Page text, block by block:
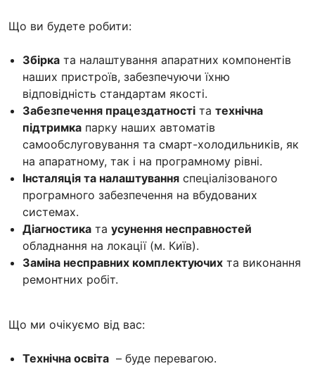
Що ви будете робити:
Збірка та налаштування апаратних компонентів
наших пристроїв, забезпечуючи їхню
відповідність стандартам якості.
Забезпечення працездатності та технічна
підтримка парку наших автоматів
самообслуговування та смарт-холодильників, як
на апаратному, так і на програмному рівні.
Інсталяція та налаштування спеціалізованого
програмного забезпечення на вбудованих
системах.
Діагностика та усунення несправностей
обладнання на локації (м. Київ).
Заміна несправних комплектуючих та виконання
ремонтних робіт.
Що ми очікуємо від вас:
Технічна освіта – буде перевагою.